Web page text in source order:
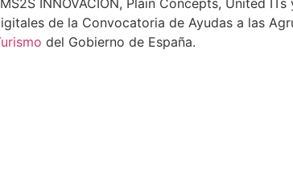
INNOVACIÓN, Plain Concepts, United
de la Convocatoria de Ayudas a las
del Gobierno de España.